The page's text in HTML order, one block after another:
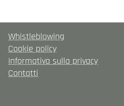
Whistleblowing
Cookie policy
Informativa sulla privacy
Contatti